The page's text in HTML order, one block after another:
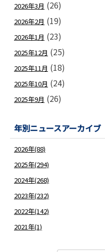
2026年3月 (26)
2026年2月 (19)
2026年1月 (23)
2025年12月 (25)
2025年11月 (18)
2025年10月 (24)
2025年9月 (26)
年別ニュースアーカイブ
2026年(88)
2025年(294)
2024年(268)
2023年(232)
2022年(142)
2021年(1)